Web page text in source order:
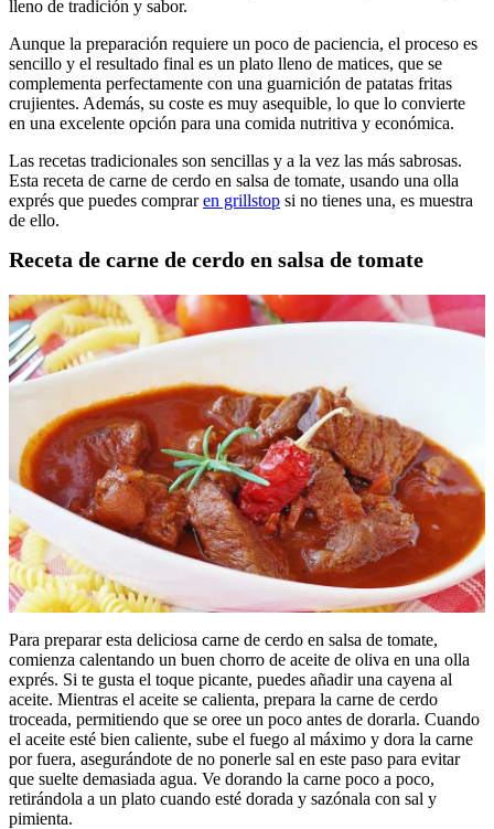
lleno de tradición y sabor.
Aunque la preparación requiere un poco de paciencia, el proceso es
sencillo y el resultado final es un plato lleno de matices, que se
complementa perfectamente con una guarnición de patatas fritas
crujientes. Además, su coste es muy asequible, lo que lo convierte
en una excelente opción para una comida nutritiva y económica.
Las recetas tradicionales son sencillas y a la vez las más sabrosas.
Esta receta de carne de cerdo en salsa de tomate, usando una olla
exprés que puedes compraren grillstop si no tienes una, es muestra
de ello.
Receta de carne de cerdo en salsa de tomate
Para preparar esta deliciosa carne de cerdo en salsa de tomate,
comienza calentando un buen chorro de aceite de oliva en una olla
exprés. Si te gusta el toque picante, puedes añadir una cayena al
aceite. Mientras el aceite se calienta, prepara la carne de cerdo
troceada, permitiendo que se oree un poco antes de dorarla. Cuando
el aceite esté bien caliente, sube el fuego al máximo y dora la carne
por fuera, asegurándote de no ponerle sal en este paso para evitar
que suelte demasiada agua. Ve dorando la carne poco a poco,
retirándola a un plato cuando esté dorada y sazónala con sal y
pimienta.